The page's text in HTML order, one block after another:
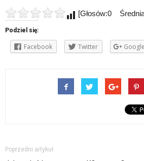
[Głosów:0
Podziel się:
Facebook Twitter Google
Poprzedni artykuł